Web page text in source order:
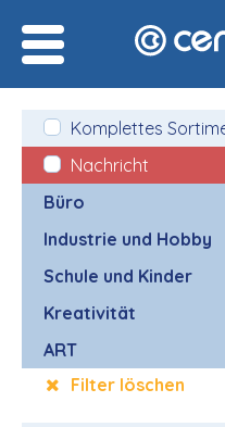
Komplettes
Nachricht
Büro
Industrie und Hobby
Schule und Kinder
Kreativität
ART
Filter löschen